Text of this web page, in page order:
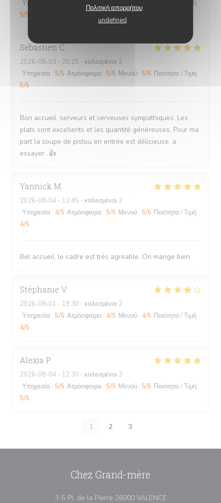
Πολιτική απορρήτου
undefined
Υπηρεσία
Ατμόσφαιρα 5 Μενού Ποιότητα / Τιμή :
5/5
Sebastien C
2026-08-03 - 20:15 - καλεσμένοι 2
Υπηρεσία : 5/5 Ατμόσφαιρα : 5/5 Μενού : 5/5 Ποιότητα / Τιμή :
5/5
Bon accueil, serveurs et serveuses sympathiques. Les
plats sont excellents et les quantité généreuses. Pour ma
part la soupe de pistou en entrée est délicieuse, a
essayer...👍
Yannick M
2026-08-04 - 12:45 - καλεσμένοι 2
Υπηρεσία : 4/5 Ατμόσφαιρα : 5/5 Μενού : 5/5 Ποιότητα / Τιμή :
4/5
Bel accueil, le cadre est très agréable. On mange bien.
Stéphanie V
2026-08-01 - 19:30 - καλεσμένοι 2
Υπηρεσία : 5/5 Ατμόσφαιρα : 4/5 Μενού : 4/5 Ποιότητα / Τιμή :
4/5
Alexia P
2026-08-04 - 12:30 - καλεσμένοι 3
Υπηρεσία : 5/5 Ατμόσφαιρα : 5/5 Μενού : 5/5 Ποιότητα / Τιμή :
5/5
1 2 3
Chez Grand-mère
3-5 Pl. de la Pierre 26000 VALENCE((ανοίγει σε νέο